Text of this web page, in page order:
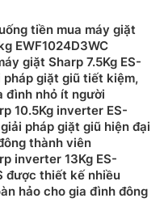
tiền mua máy giặt
EWF1024D3WC
giặt Sharp 7.5Kg ES-
pháp giặt giũ tiết kiệm,
đình nhỏ ít người
10.5Kg inverter ES-
pháp giặt giũ hiện đại
thành viên
inverter 13Kg ES-
được thiết kế nhiều
hảo cho gia đình đông